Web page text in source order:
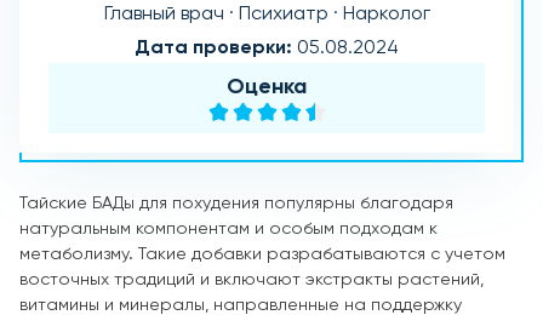
Главный врач · Психиатр · Нарколог
Дата проверки: 05.08.2024
Оценка
Тайские БАДы для похудения популярны благодаря
натуральным компонентам и особым подходам к
метаболизму. Такие добавки разрабатываются с учетом
восточных традиций и включают экстракты растений,
витамины и минералы, направленные на поддержку